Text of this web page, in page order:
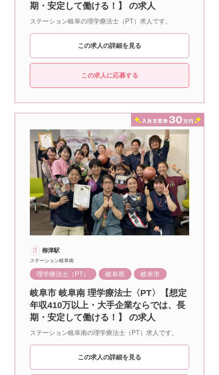
期・安定して働ける！】 の求人
ステーション岐阜の理学療法士（PT）求人です。
この求人の詳細を見る
この求人に応募する
柳津駅
ステーション岐阜南
理学療法士（PT） 岐阜県 岐阜市
岐阜市 岐阜南 理学療法士〈PT〉【想定
年収410万以上・大手企業ならでは、長
期・安定して働ける！】 の求人
ステーション岐阜南の理学療法士（PT）求人です。
この求人の詳細を見る